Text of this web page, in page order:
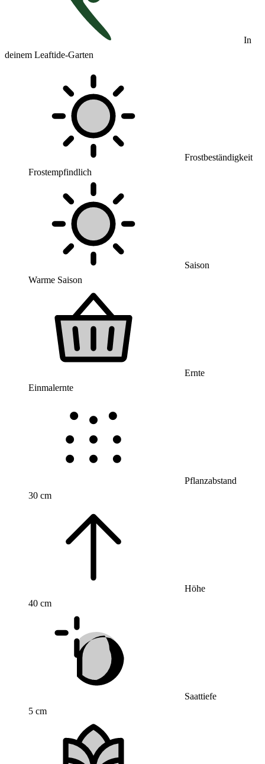
In
deinem Leaftide-Garten
Frostbeständigkeit
Frostempfindlich
Saison
Warme Saison
Ernte
Einmalernte
Pflanzabstand
30 cm
Höhe
40 cm
Saattiefe
5 cm